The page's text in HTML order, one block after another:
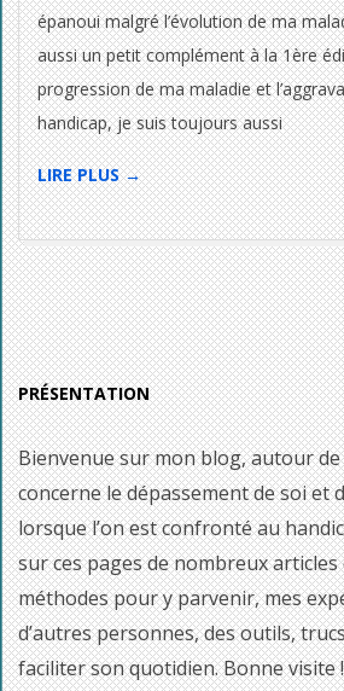
épanoui malgré l’évolution de ma
aussi un petit complément à la 1ère
progression de ma maladie et
handicap, je suis toujours aussi
LIRE PLUS →
PRÉSENTATION
Bienvenue sur mon blog, autour
concerne le dépassement de soi et
lorsque l’on est confronté au
sur ces pages de nombreux
méthodes pour y parvenir, mes
d’autres personnes, des outils,
faciliter son quotidien. Bonne visite !